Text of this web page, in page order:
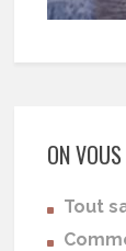
ON
Tout